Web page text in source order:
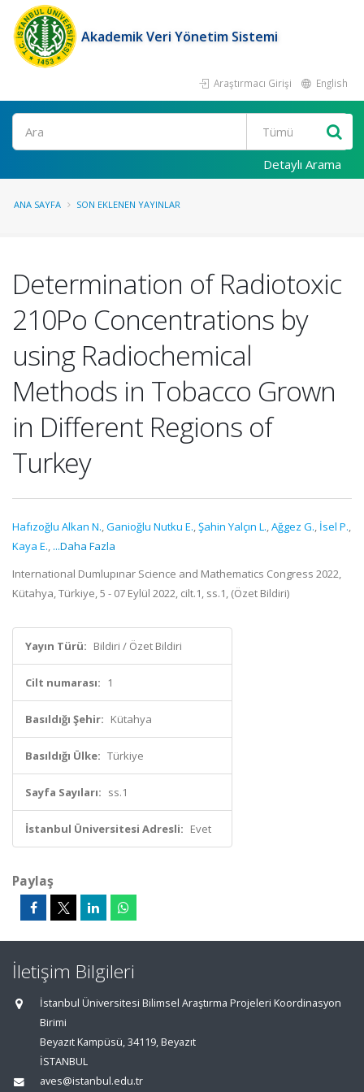
Akademik Veri Yönetim Sistemi
Araştırmacı Girişi English
Ara
Detaylı Arama
ANA SAYFA SON EKLENEN YAYINLAR
Determination of Radiotoxic
210Po Concentrations by
using Radiochemical
Methods in Tobacco Grown
in Different Regions of
Turkey
Hafızoğlu Alkan N.,Ganioğlu Nutku E.,Şahin Yalçın L.,Ağgez G., İsel P.,
Kaya E., ...Daha Fazla
International Dumlupınar Science and Mathematics Congress 2022,
Kütahya, Türkiye, 5 - 07 Eylül 2022, cilt.1, ss.1, (Özet Bildiri)
Yayın Türü: Bildiri / Özet Bildiri
Cilt numarası: 1
Basıldığı Şehir: Kütahya
Basıldığı Ülke: Türkiye
Sayfa Sayıları: ss.1
İstanbul Üniversitesi Adresli: Evet
Paylaş
İletişim Bilgileri
İstanbul Üniversitesi Bilimsel Araştırma Projeleri Koordinasyon
Birimi
Beyazıt Kampüsü, 34119, Beyazıt
İSTANBUL
aves@istanbul.edu.tr